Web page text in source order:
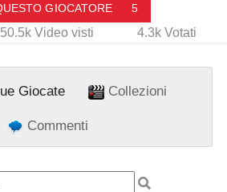
GIOCATORE 5
50.5k Video visti 4.3k Votati
Giocate Collezioni
Commenti